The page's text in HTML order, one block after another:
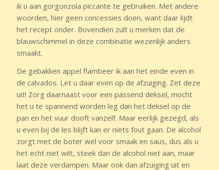
ik u aan gorgonzola piccante te gebruiken. Met andere
woorden, hier geen concessies doen, want daar lijdt
het recept onder. Bovendien zult u merken dat de
blauwschimmel in deze combinatie wezenlijk anders
smaakt.
De gebakken appel flambeer ik aan het einde even in
de calvados. Let u daar even op de afzuiging. Zet deze
uit! Zorg daarnaast voor een passend deksel, mocht
het u te spannend worden leg dan het deksel op de
pan en het vuur dooft vanzelf. Maar eerlijk gezegd, als
u even bij de les blijft kan er niets fout gaan. De alcohol
zorgt met de boter wel voor smaak en saus, dus als u
het echt niet wilt, steek dan de alcohol niet aan, maar
laat deze verdampen. Maar ook dan afzuiging uit en